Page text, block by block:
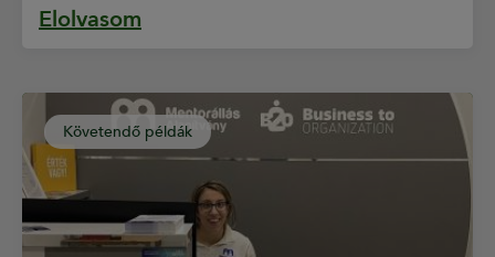
Elolvasom
Követendő példák